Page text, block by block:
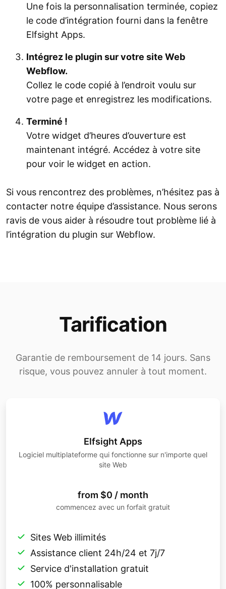
Une fois la personnalisation terminée, copiez
le code d’intégration fourni dans la fenêtre
Elfsight Apps.
Intégrez le plugin sur votre site Web
Webflow.
Collez le code copié à l’endroit voulu sur
votre page et enregistrez les modifications.
Terminé !
Votre widget d’heures d’ouverture est
maintenant intégré. Accédez à votre site
pour voir le widget en action.
Si vous rencontrez des problèmes, n’hésitez pas à
contacter notre équipe d’assistance. Nous serons
ravis de vous aider à résoudre tout problème lié à
l’intégration du plugin sur Webflow.
Tarification
Garantie de remboursement de 14 jours. Sans
risque, vous pouvez annuler à tout moment.
Elfsight Apps
Logiciel multiplateforme qui fonctionne sur n'importe quel
site Web
from $0 / month
commencez avec un forfait gratuit
Sites Web illimités
Assistance client 24h/24 et 7j/7
Service d'installation gratuit
100% personnalisable